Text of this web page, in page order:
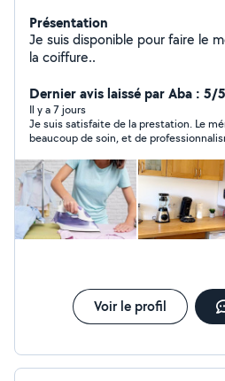
Présentation
Je suis disponible pour faire le
la coiffure..
Dernier avis laissé par Aba : 5/5
Il y a 7 jours
Je suis satisfaite de la prestation. Le
beaucoup de soin, et de professionnalisme. j’ai changé les
fortement !
Voir le profil